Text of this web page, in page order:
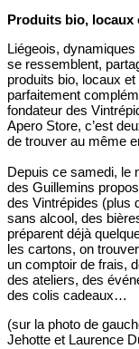
Produits bio, locaux
Liégeois,
se ressemblent,
produits bio, locaux
parfaitement
fondateur des
Apero Store, c’est
de trouver au même
Depuis ce samedi, le
des Guillemins
des Vintrépides (plus
sans alcool, des
préparent déjà
les cartons, on
un comptoir de frais,
des ateliers, des
des colis cadeaux…
(sur la photo de
Jehotte et Laurence